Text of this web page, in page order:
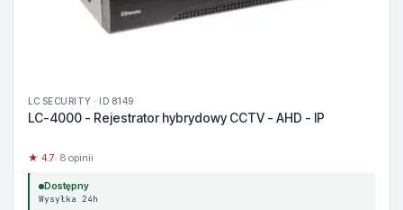
LC SECURITY · ID 8149
LC-4000 - Rejestrator hybrydowy CCTV - AHD - IP
★ 4.7· 8 opinii
Dostępny
Wysyłka 24h